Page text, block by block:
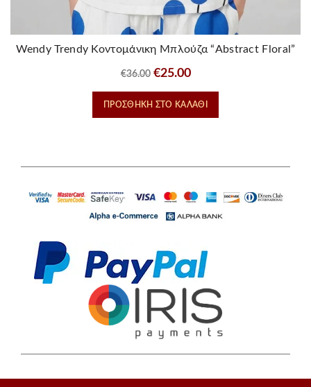
Wendy Trendy Κοντομάνικη Μπλούζα “Abstract Floral”
€36.00 Original
price
was:
€25.00Η
τρέχουσα
τιμή
ΠΡΟΣΘΉΚΗ ΣΤΟ ΚΑΛΆΘΙ